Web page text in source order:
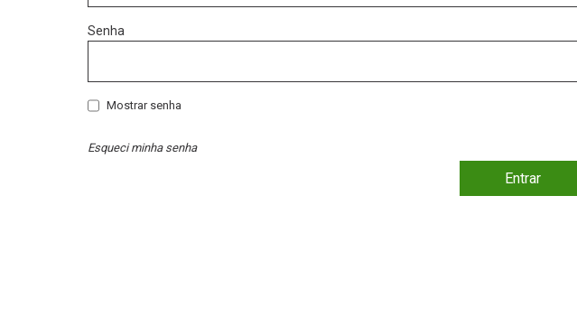
Senha
Mostrar senha
Esqueci minha senha
Entrar